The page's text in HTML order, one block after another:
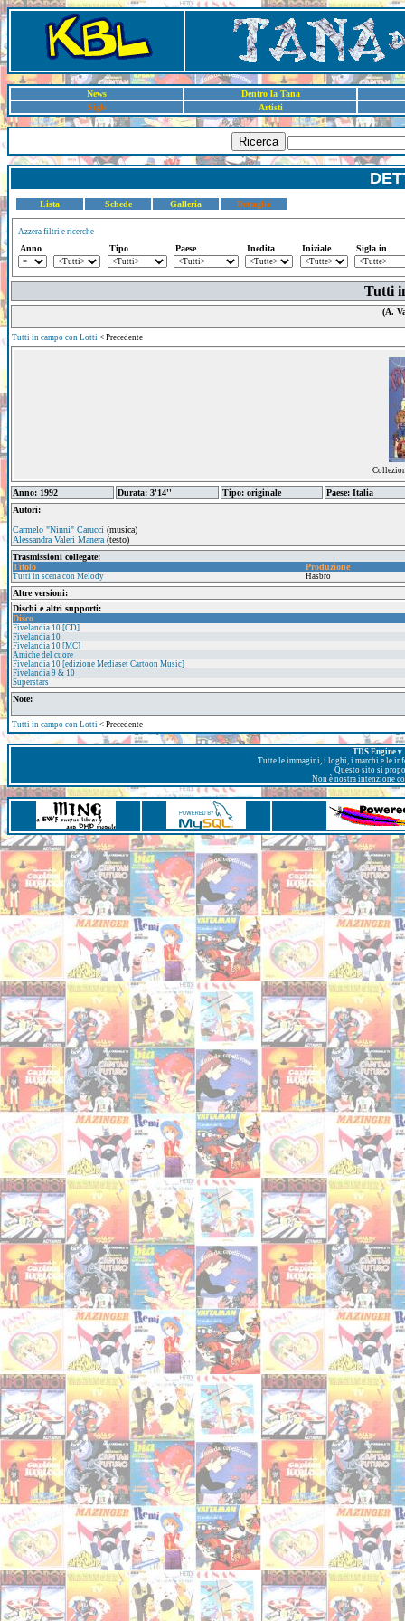
News
Dentro la Tana
Sigle
Artisti
Ricerca
Lista Schede Galleria Dettaglio
Azzera filtri e ricerche
Anno Tipo Paese Inedita Iniziale Sigla in
Tutti
(A.
Tutti in campo con Lotti < Precedente
Anno: 1992 Durata: 3'14'' Tipo: originale
Paese: Italia
Autori:
Carmelo "Ninni" Carucci (musica)
Alessandra Valeri Manera (testo)
Trasmissioni collegate:
Titolo
Produzione
Tutti in scena con Melody Hasbro
Altre versioni:
Dischi e altri supporti:
Disco
Fivelandia 10 [CD]
Fivelandia 10
Fivelandia 10 [MC]
Amiche del cuore
Fivelandia 10 [edizione Mediaset Cartoon Music]
Fivelandia 9 & 10
Superstars
Note:
Tutti in campo con Lotti < Precedente
TDS Engine
Tutte le immagini, i loghi, i marchi e le
Questo sito si
Non è nostra intenzione